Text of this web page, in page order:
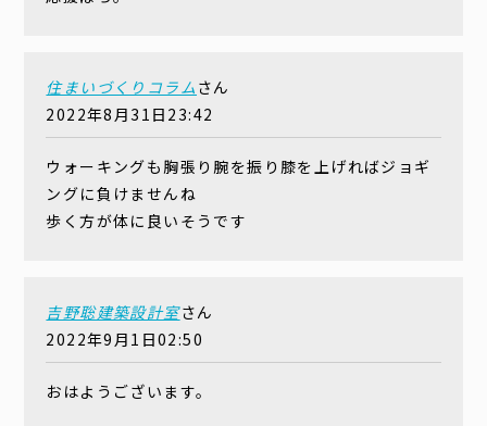
住まいづくりコラム さん
2022年8月31日23:42
ウォーキングも胸張り腕を振り膝を上げればジョギ
ングに負けませんね
歩く方が体に良いそうです
吉野聡建築設計室さん
2022年9月1日02:50
おはようございます。